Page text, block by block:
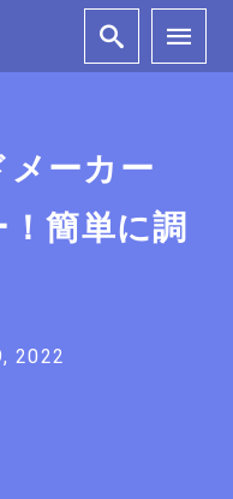
ーカー
簡単に調
2022